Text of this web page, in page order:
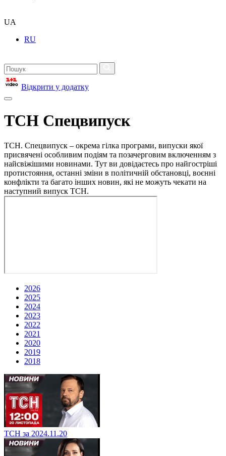
UA
RU
Відкрити у додатку
ТСН Спецвипуск
ТСН. Спецвипуск – окрема гілка програми, випуски якої
присвячені особливим подіям та позачерговим включенням з
найсвіжішими новинами. Тут ви довідаєтесь про найгостріші
протистояння, останні зміни в політичній обстановці, воєнні
конфлікти та багато інших новин, які не можуть чекати на
наступний випуск ТСН.
2026
2025
2024
2023
2022
2021
2020
2019
2018
ТСН за 2024.11.20